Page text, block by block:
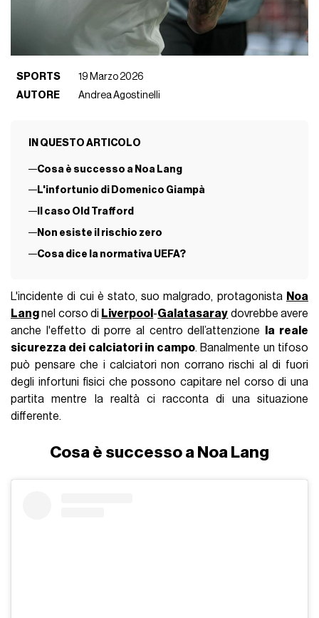
SPORTS
19 Marzo 2026
AUTORE
Andrea Agostinelli
IN QUESTO ARTICOLO
Cosa è successo a Noa Lang
L'infortunio di Domenico Giampà
Il caso Old Trafford
Non esiste il rischio zero
Cosa dice la normativa UEFA?
L'incidente di cui è stato, suo malgrado, protagonista Noa
Langnel corso di Liverpool -Galatasaray dovrebbe avere
anche l'effetto di porre al centro dell’attenzione
la reale
sicurezza dei calciatori in campo. Banalmente un tifoso
può pensare che i calciatori non corrano rischi al di fuori
degli infortuni fisici che possono capitare nel corso di una
partita mentre la realtà ci racconta di una situazione
differente.
Cosa è successo a Noa Lang